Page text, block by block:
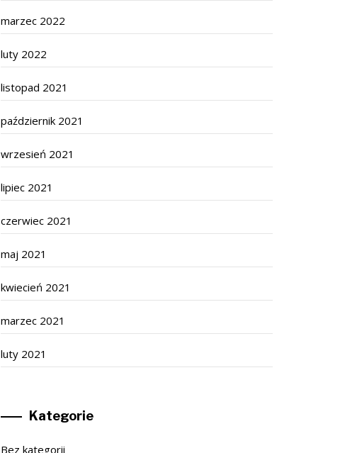
marzec 2022
luty 2022
listopad 2021
październik 2021
wrzesień 2021
lipiec 2021
czerwiec 2021
maj 2021
kwiecień 2021
marzec 2021
luty 2021
Kategorie
Bez kategorii